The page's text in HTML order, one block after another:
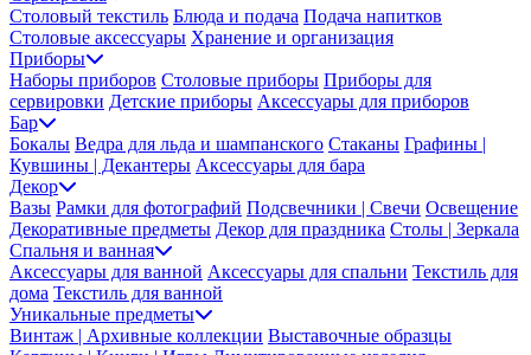
Столовый текстиль Блюда и подача Подача напитков
Столовые аксессуары Хранение и организация
Приборы
Наборы приборов Столовые приборы Приборы для
сервировки Детские приборы Аксессуары для приборов
Бар
Бокалы Ведра для льда и шампанского Стаканы Графины |
Кувшины | Декантеры Аксессуары для бара
Декор
Вазы Рамки для фотографий Подсвечники | Свечи Освещение
Декоративные предметы Декор для праздника Столы | Зеркала
Спальня и ванная
Аксессуары для ванной Аксессуары для спальни Текстиль для
дома Текстиль для ванной
Уникальные предметы
Винтаж | Архивные коллекции Выставочные образцы